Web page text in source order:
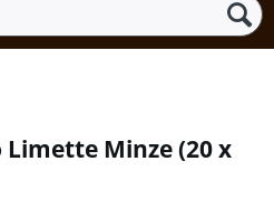
Limette Minze(20 x